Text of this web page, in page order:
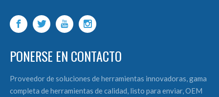
PONERSE EN CONTACTO
Proveedor de soluciones de herramientas innovadoras, gama
completa de herramientas de calidad, listo para enviar, OEM